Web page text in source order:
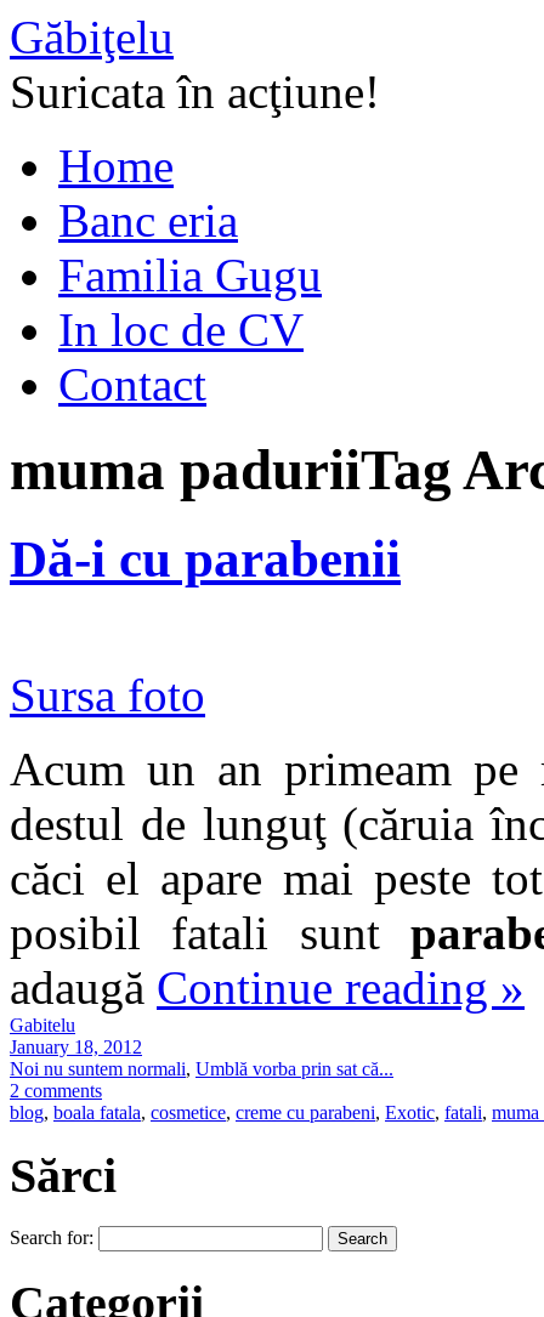
Găbiţelu
Suricata în acţiune!
Home
Banc eria
Familia Gugu
In loc de CV
Contact
muma paduriiTag
Dă-i cu parabenii
Sursa foto
Acum un an primeam
destul de lunguţ (căruia
căci el apare mai peste
posibil fatali sunt
adaugă Continue reading »
Gabitelu
January 18, 2012
Noi nu suntem normali, Umblă vorba prin sat că...
2 comments
blog, boala fatala, cosmetice, creme cu parabeni, Exotic, fatali,
Sărci
Search for:
Categorii